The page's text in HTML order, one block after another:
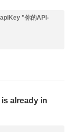
"你的API-
is already in